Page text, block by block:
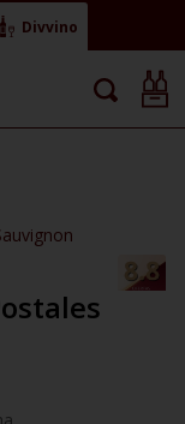
Divvino